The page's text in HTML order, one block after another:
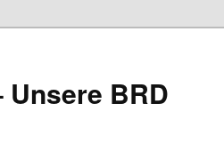
Unsere BRD